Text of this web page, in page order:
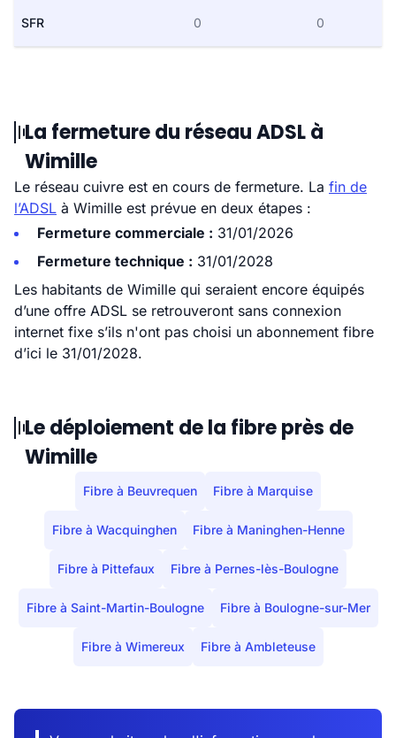
SFR 0 0
La fermeture du réseau ADSL à
Wimille
Le réseau cuivre est en cours de fermeture. La fin de
l’ADSL à Wimille est prévue en deux étapes :
Fermeture commerciale : 31/01/2026
Fermeture technique : 31/01/2028
Les habitants de Wimille qui seraient encore équipés
d’une offre ADSL se retrouveront sans connexion
internet fixe s’ils n'ont pas choisi un abonnement fibre
d’ici le 31/01/2028.
Le déploiement de la fibre près de
Wimille
Fibre à Beuvrequen Fibre à Marquise
Fibre à Wacquinghen Fibre à Maninghen-Henne
Fibre à Pittefaux Fibre à Pernes-lès-Boulogne
Fibre à Saint-Martin-Boulogne Fibre à Boulogne-sur-Mer
Fibre à Wimereux Fibre à Ambleteuse